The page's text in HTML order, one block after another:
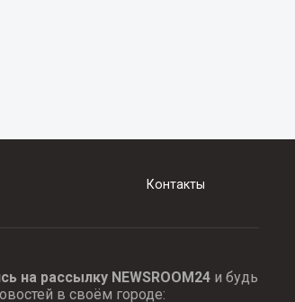
Контакты
на рассылку NEWSROOM24и будь
в своём городе: